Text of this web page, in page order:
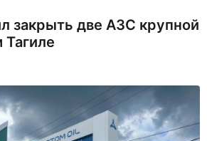
закрыть две АЗС крупной